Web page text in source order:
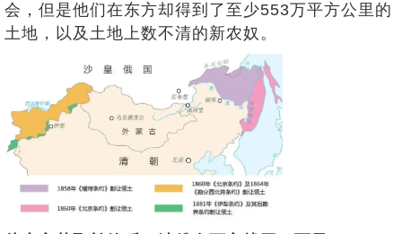
会，但是他们在东方却得到了至少553万平方公里的
土地，以及土地上数不清的新农奴。